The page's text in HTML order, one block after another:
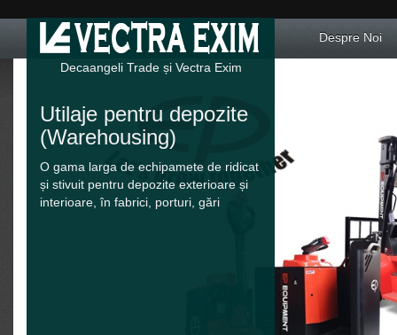
Decaangeli Trade și Vectra Exim
Utilaje pentru depozite
(Warehousing)
O gama larga de echipamete de ridicat
și stivuit pentru depozite exterioare și
interioare, în fabrici, porturi, gări
Despre Noi